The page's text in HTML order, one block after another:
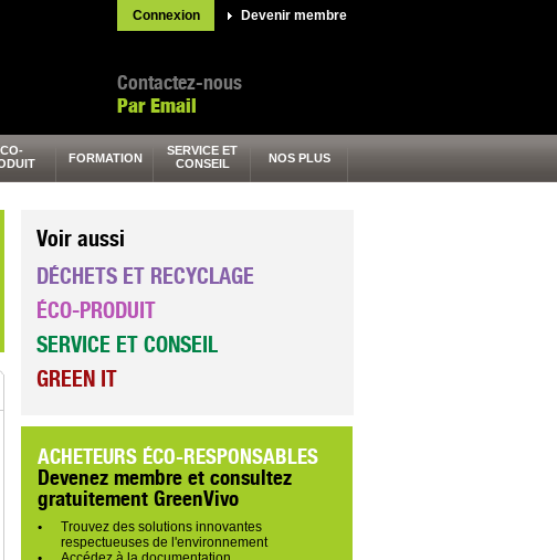
Connexion Devenir membre
Contactez-nous
Par Email
FORMATION
SERVICE ET
CONSEIL
NOS PLUS
Voir aussi
DÉCHETS ET RECYCLAGE
ÉCO-PRODUIT
SERVICE ET CONSEIL
GREEN IT
ACHETEURS ÉCO-RESPONSABLES
Devenez membre et consultez
gratuitement GreenVivo
Trouvez des solutions innovantes
respectueuses de l'environnement